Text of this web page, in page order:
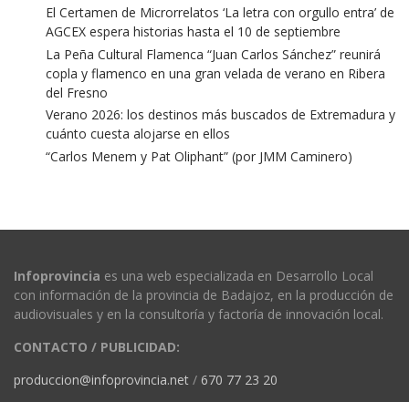
El Certamen de Microrrelatos ‘La letra con orgullo entra’ de
AGCEX espera historias hasta el 10 de septiembre
La Peña Cultural Flamenca “Juan Carlos Sánchez” reunirá
copla y flamenco en una gran velada de verano en Ribera
del Fresno
Verano 2026: los destinos más buscados de Extremadura y
cuánto cuesta alojarse en ellos
“Carlos Menem y Pat Oliphant” (por JMM Caminero)
Infoprovincia es una web especializada en Desarrollo Local
con información de la provincia de Badajoz, en la producción de
audiovisuales y en la consultoría y factoría de innovación local.
CONTACTO / PUBLICIDAD:
produccion@infoprovincia.net / 670 77 23 20